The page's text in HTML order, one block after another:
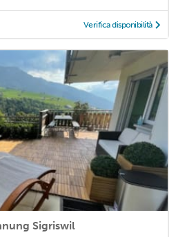
Verifica disponibilità
Sigriswil